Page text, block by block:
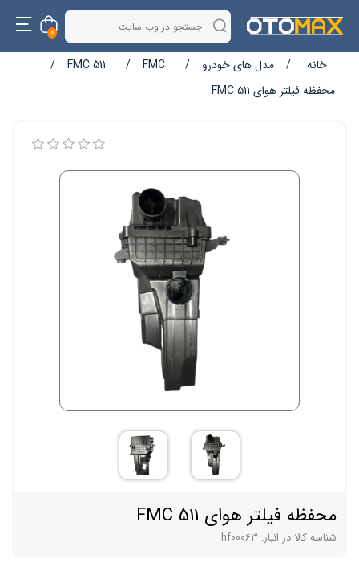
0
خانه / مدل های خودرو /
FMC
/
FMC 511
/
محفظه فیلتر هوای FMC 511
محفظه فیلتر هوای FMC 511
شناسه کالا در انبار: hf00063